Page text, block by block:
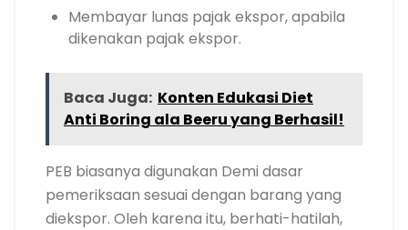
Membayar lunas pajak ekspor, apabila
dikenakan pajak ekspor.
Baca Juga: Konten Edukasi Diet
Anti Boring ala Beeru yang Berhasil!
PEB biasanya digunakan Demi dasar
pemeriksaan sesuai dengan barang yang
diekspor. Oleh karena itu, berhati-hatilah,